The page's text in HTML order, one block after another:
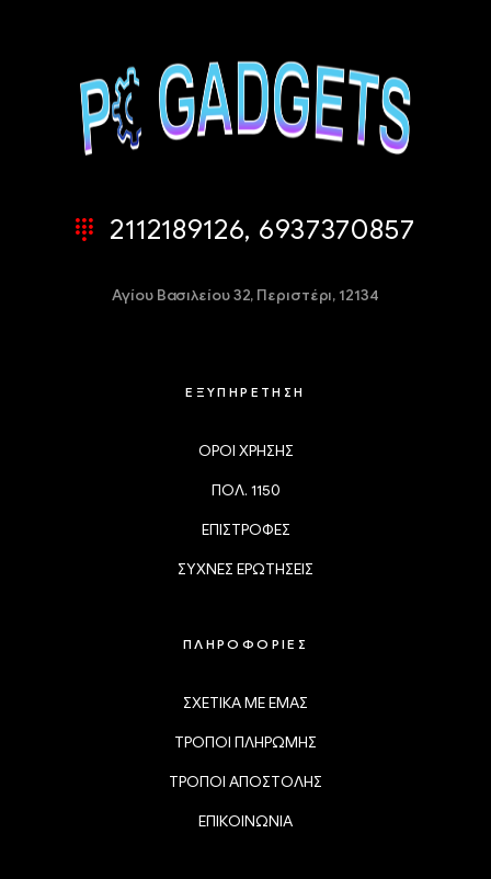
2112189126, 6937370857
Αγίου Βασιλείου 32, Περιστέρι, 12134
ΕΞΥΠΗΡΕΤΗΣΗ
ΟΡΟΙ ΧΡΗΣΗΣ
ΠΟΛ. 1150
ΕΠΙΣΤΡΟΦΕΣ
ΣΥΧΝΕΣ ΕΡΩΤΗΣΕΙΣ
ΠΛΗΡΟΦΟΡΙΕΣ
ΣΧΕΤΙΚΑ ΜΕ ΕΜΑΣ
ΤΡΟΠΟΙ ΠΛΗΡΩΜΗΣ
ΤΡΟΠΟΙ ΑΠΟΣΤΟΛΗΣ
ΕΠΙΚΟΙΝΩΝΙΑ